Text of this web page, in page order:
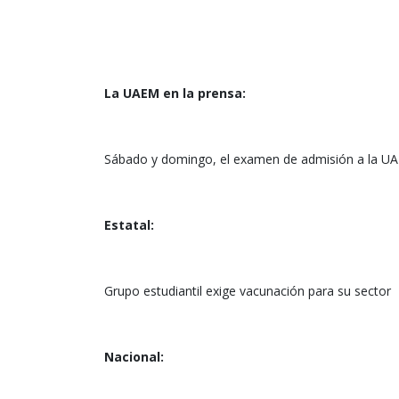
La UAEM en la prensa:
Sábado y domingo, el examen de admisión a la
Estatal:
Grupo estudiantil exige vacunación para su sector
Nacional: